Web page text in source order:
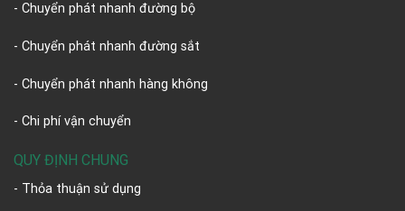
- Chuyển phát nhanh đường bộ
- Chuyển phát nhanh đường sắt
- Chuyển phát nhanh hàng không
- Chi phí vận chuyển
QUY ĐỊNH CHUNG
- Thỏa thuận sử dụng